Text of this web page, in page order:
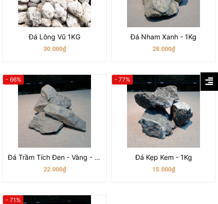
Đá Lông Vũ 1KG
30.000₫
Đá Nham Xanh - 1Kg
28.000₫
- 66%
Đá Trầm Tích Đen - Vàng - Tổng Hợp
22.000₫
- 77%
Đá Kẹp Kem - 1Kg
15.000₫
- 71%